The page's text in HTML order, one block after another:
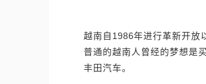
越南自1986年进行革新开放
普通的越南人曾经的梦想是
丰田汽车。